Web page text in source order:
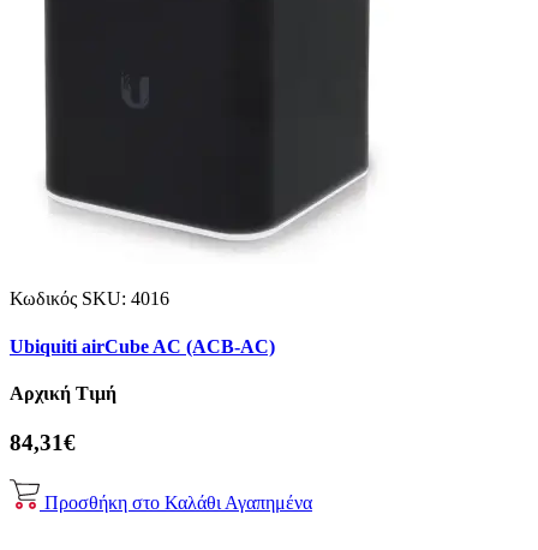
Κωδικός SKU: 4016
Ubiquiti airCube AC (ACB-AC)
Αρχική Τιμή
84,31€
Προσθήκη στο Καλάθι Αγαπημένα